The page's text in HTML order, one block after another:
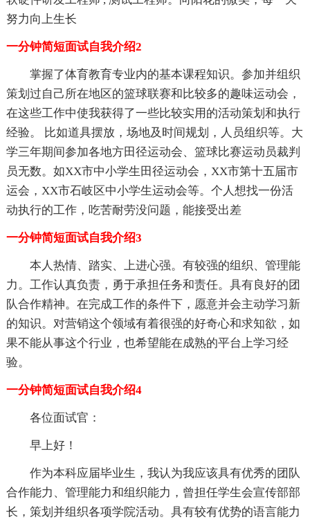
努力向上生长
一分钟简短面试自我介绍2
掌握了体育教育专业内的基本课程知识。参加并组织
策划过自己所在地区的篮球联赛和比较多的趣味运动会，
在这些工作中使我获得了一些比较实用的活动策划和执行
经验。 比如道具摆放，场地及时间规划，人员组织等。大
学三年期间参加各地方田径运动会、篮球比赛运动员裁判
员无数。如XX市中小学生田径运动会，XX市第十五届市
运会，XX市石岐区中小学生运动会等。个人想找一份活
动执行的工作，吃苦耐劳没问题，能接受出差
一分钟简短面试自我介绍3
本人热情、踏实、上进心强。有较强的组织、管理能
力。工作认真负责，勇于承担任务和责任。具有良好的团
队合作精神。在完成工作的条件下，愿意并会主动学习新
的知识。对营销这个领域有着很强的好奇心和求知欲，如
果不能从事这个行业，也希望能在成熟的平台上学习经
验。
一分钟简短面试自我介绍4
各位面试官：
早上好！
作为本科应届毕业生，我认为我应该具有优秀的团队
合作能力、管理能力和组织能力，曾担任学生会宣传部部
长，策划并组织各项学院活动。具有较有优势的语言能力